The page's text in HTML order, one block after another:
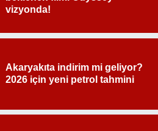
vizyonda!
Akaryakıta indirim mi geliyor?
2026 için yeni petrol tahmini